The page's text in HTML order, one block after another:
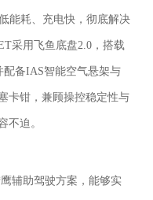
能耗、充电快，彻底解决
采用飞鱼底盘2.0，搭载
备IAS智能空气悬架与
卡钳，兼顾操控稳定性与
不迫。
辅助驾驶方案，能够实